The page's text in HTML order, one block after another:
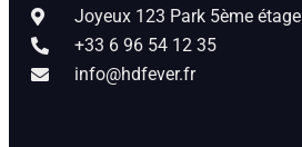
Joyeux 123 Park 5ème étage
+33 6 96 54 12 35
info@hdfever.fr